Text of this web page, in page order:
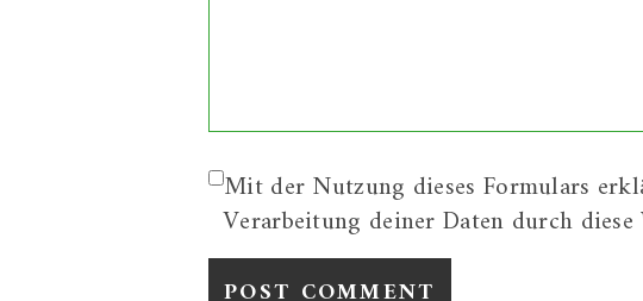
Mit der Nutzung dieses Formulars
Verarbeitung deiner Daten durch